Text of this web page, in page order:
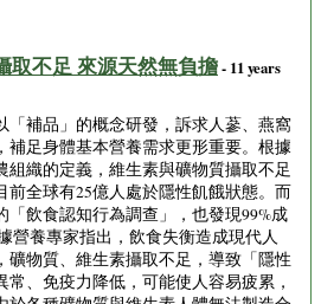
取不足 來源天然無負擔- 11 years
「補品」的概念研發，訴求人蔘、燕窩
補足身體基本營養需求更形重要。根據
組織的定義，維生素與礦物質攝取不足
前全球有25億人處於隱性飢餓狀態。而
「飲食認知行為調查」，也發現99%成
營養專家指出，飲食失衡造成現代人
礦物質、維生素攝取不足，導致「隱性
、免疫力降低，可能使人容易疲累，